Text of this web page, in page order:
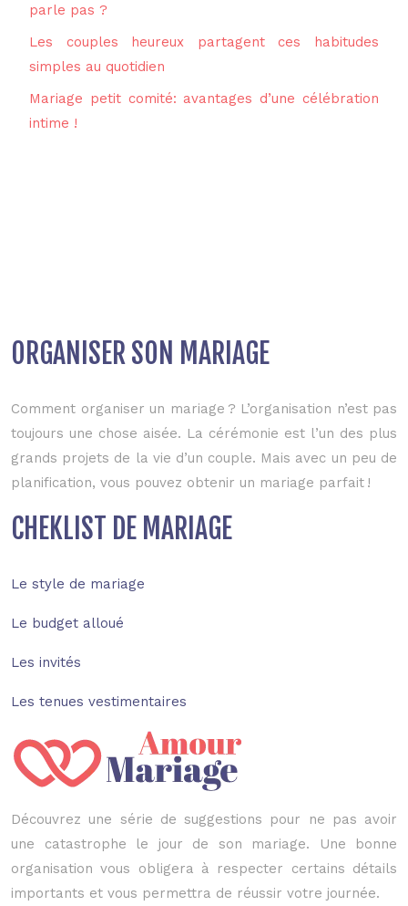
parle pas ?
Les couples heureux partagent ces habitudes
simples au quotidien
Mariage petit comité: avantages d’une célébration
intime !
ORGANISER SON MARIAGE
Comment organiser un mariage ? L’organisation n’est pas
toujours une chose aisée. La cérémonie est l’un des plus
grands projets de la vie d’un couple. Mais avec un peu de
planification, vous pouvez obtenir un mariage parfait !
CHEKLIST DE MARIAGE
Le style de mariage
Le budget alloué
Les invités
Les tenues vestimentaires
Découvrez une série de suggestions pour ne pas avoir
une catastrophe le jour de son mariage. Une bonne
organisation vous obligera à respecter certains détails
importants et vous permettra de réussir votre journée.